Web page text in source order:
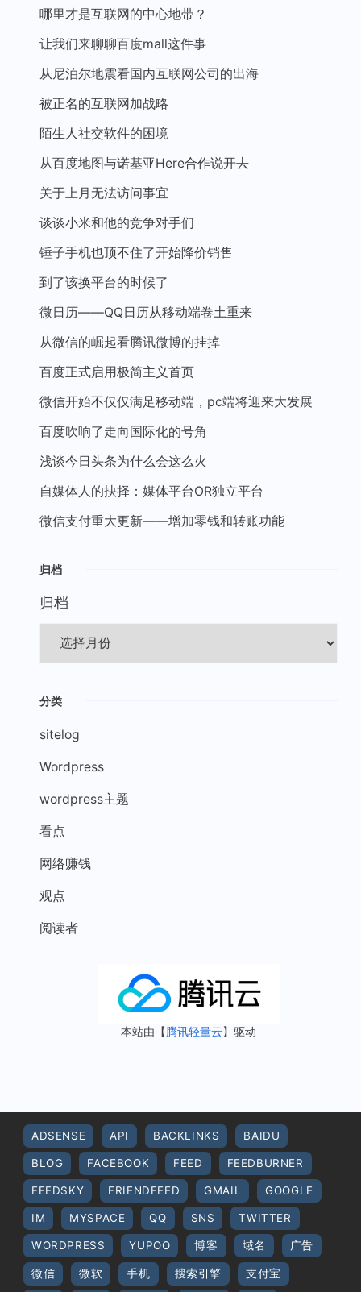
哪里才是互联网的中心地带？
让我们来聊聊百度mall这件事
从尼泊尔地震看国内互联网公司的出海
被正名的互联网加战略
陌生人社交软件的困境
从百度地图与诺基亚Here合作说开去
关于上月无法访问事宜
谈谈小米和他的竞争对手们
锤子手机也顶不住了开始降价销售
到了该换平台的时候了
微日历——QQ日历从移动端卷土重来
从微信的崛起看腾讯微博的挂掉
百度正式启用极简主义首页
微信开始不仅仅满足移动端，pc端将迎来大发展
百度吹响了走向国际化的号角
浅谈今日头条为什么会这么火
自媒体人的抉择：媒体平台OR独立平台
微信支付重大更新——增加零钱和转账功能
归档
归档
分类
sitelog
Wordpress
wordpress主题
看点
网络赚钱
观点
阅读者
本站由【腾讯轻量云】驱动
ADSENSE API BACKLINKS BAIDU
BLOG FACEBOOK FEED FEEDBURNER
FEEDSKY FRIENDFEED GMAIL GOOGLE
IM MYSPACE QQ SNS TWITTER
WORDPRESS YUPOO 博客 域名 广告
微信 微软 手机 搜索引擎 支付宝